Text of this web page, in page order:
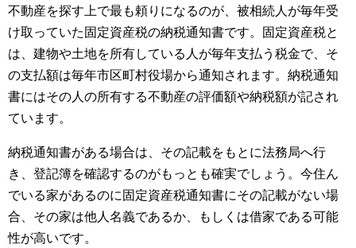
不動産を探す上で最も頼りになるのが、被相続人が毎年受
け取っていた固定資産税の納税通知書です。固定資産税と
は、建物や土地を所有している人が毎年支払う税金で、そ
の支払額は毎年市区町村役場から通知されます。納税通知
書にはその人の所有する不動産の評価額や納税額が記され
ています。
納税通知書がある場合は、その記載をもとに法務局へ行
き、登記簿を確認するのがもっとも確実でしょう。今住ん
でいる家があるのに固定資産税通知書にその記載がない場
合、その家は他人名義であるか、もしくは借家である可能
性が高いです。